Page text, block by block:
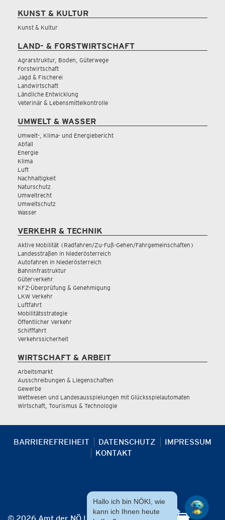
KUNST & KULTUR
Kunst & Kultur
LAND- & FORSTWIRTSCHAFT
Agrarstruktur, Boden, Güterwege
Forstwirtschaft
Jagd & Fischerei
Landwirtschaft
Ländliche Entwicklung
Veterinär & Lebensmittelkontrolle
UMWELT & WASSER
Umwelt-, Klima- und Energiebericht
Abfall
Energie
Klima
Luft
Nachhaltigkeit
Naturschutz
Umweltrecht
Umweltschutz
Wasser
VERKEHR & TECHNIK
Aktive Mobilität (Radfahren/Zu-Fuß-Gehen/Fahrgemeinschaften)
Landesstraßen in Niederösterreich
Autofahren in Niederösterreich
Bahninfrastruktur
Güterverkehr
KFZ-Überprüfung & Genehmigung
LKW Verkehr
Luftfahrt
Mobilitätsstrategie
Öffentlicher Verkehr
Schifffahrt
Verkehrssicherheit
WIRTSCHAFT & ARBEIT
Arbeitsmarkt
Ausschreibungen & Liegenschaften
Gewerbe
Wettwesen und Landesausspielungen mit Glücksspielautomaten
Wirtschaft, Tourismus & Technologie
BARRIEREFREIHEIT DATENSCHUTZ
IMPRESSUM
KONTAKT
Hallo ich bin NÖKI, wie
kann ich Ihnen heute